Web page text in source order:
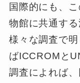
国際的にも、
物館に共通する
様々な調査で
ばICCROMと
調査によれば